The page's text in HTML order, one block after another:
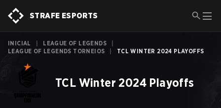
STRAFE ESPORTS
INICIAL LEAGUE OF LEGENDS
LEAGUE OF LEGENDS TORNEIOS
TCL WINTER 2024 PLAYOFFS
TCL Winter 2024 Playoffs